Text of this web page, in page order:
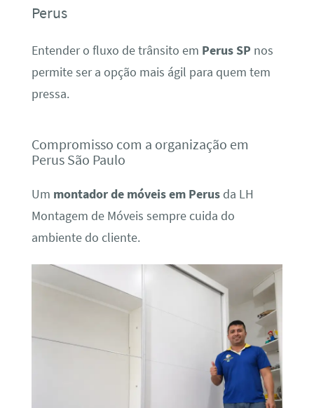
Perus
Entender o fluxo de trânsito em Perus SP nos
permite ser a opção mais ágil para quem tem
pressa.
Compromisso com a organização em
Perus São Paulo
Um montador de móveis em Perusda LH
Montagem de Móveis sempre cuida do
ambiente do cliente.